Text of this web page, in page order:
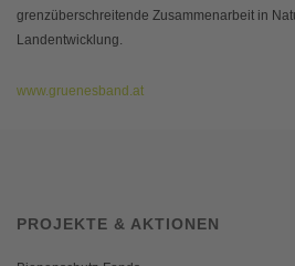
grenzüberschreitende Zusammenarbeit in
Landentwicklung.
www.gruenesband.at
PROJEKTE & AKTIONEN